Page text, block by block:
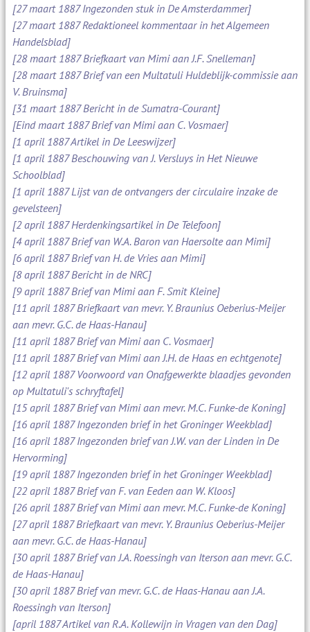
[27 maart 1887 Ingezonden stuk in De Amsterdammer]
[27 maart 1887 Redaktioneel kommentaar in het Algemeen
Handelsblad]
[28 maart 1887 Briefkaart van Mimi aan J.F. Snelleman]
[28 maart 1887 Brief van een Multatuli Huldeblijk-commissie aan
V. Bruinsma]
[31 maart 1887 Bericht in de Sumatra-Courant]
[Eind maart 1887 Brief van Mimi aan C. Vosmaer]
[1 april 1887 Artikel in De Leeswijzer]
[1 april 1887 Beschouwing van J. Versluys in Het Nieuwe
Schoolblad]
[1 april 1887 Lijst van de ontvangers der circulaire inzake de
gevelsteen]
[2 april 1887 Herdenkingsartikel in De Telefoon]
[4 april 1887 Brief van W.A. Baron van Haersolte aan Mimi]
[6 april 1887 Brief van H. de Vries aan Mimi]
[8 april 1887 Bericht in de NRC]
[9 april 1887 Brief van Mimi aan F. Smit Kleine]
[11 april 1887 Briefkaart van mevr. Y. Braunius Oeberius-Meijer
aan mevr. G.C. de Haas-Hanau]
[11 april 1887 Brief van Mimi aan C. Vosmaer]
[11 april 1887 Brief van Mimi aan J.H. de Haas en echtgenote]
[12 april 1887 Voorwoord van Onafgewerkte blaadjes gevonden
op Multatuli's schryftafel]
[15 april 1887 Brief van Mimi aan mevr. M.C. Funke-de Koning]
[16 april 1887 Ingezonden brief in het Groninger Weekblad]
[16 april 1887 Ingezonden brief van J.W. van der Linden in De
Hervorming]
[19 april 1887 Ingezonden brief in het Groninger Weekblad]
[22 april 1887 Brief van F. van Eeden aan W. Kloos]
[26 april 1887 Brief van Mimi aan mevr. M.C. Funke-de Koning]
[27 april 1887 Briefkaart van mevr. Y. Braunius Oeberius-Meijer
aan mevr. G.C. de Haas-Hanau]
[30 april 1887 Brief van J.A. Roessingh van Iterson aan mevr. G.C.
de Haas-Hanau]
[30 april 1887 Brief van mevr. G.C. de Haas-Hanau aan J.A.
Roessingh van Iterson]
[april 1887 Artikel van R.A. Kollewijn in Vragen van den Dag]